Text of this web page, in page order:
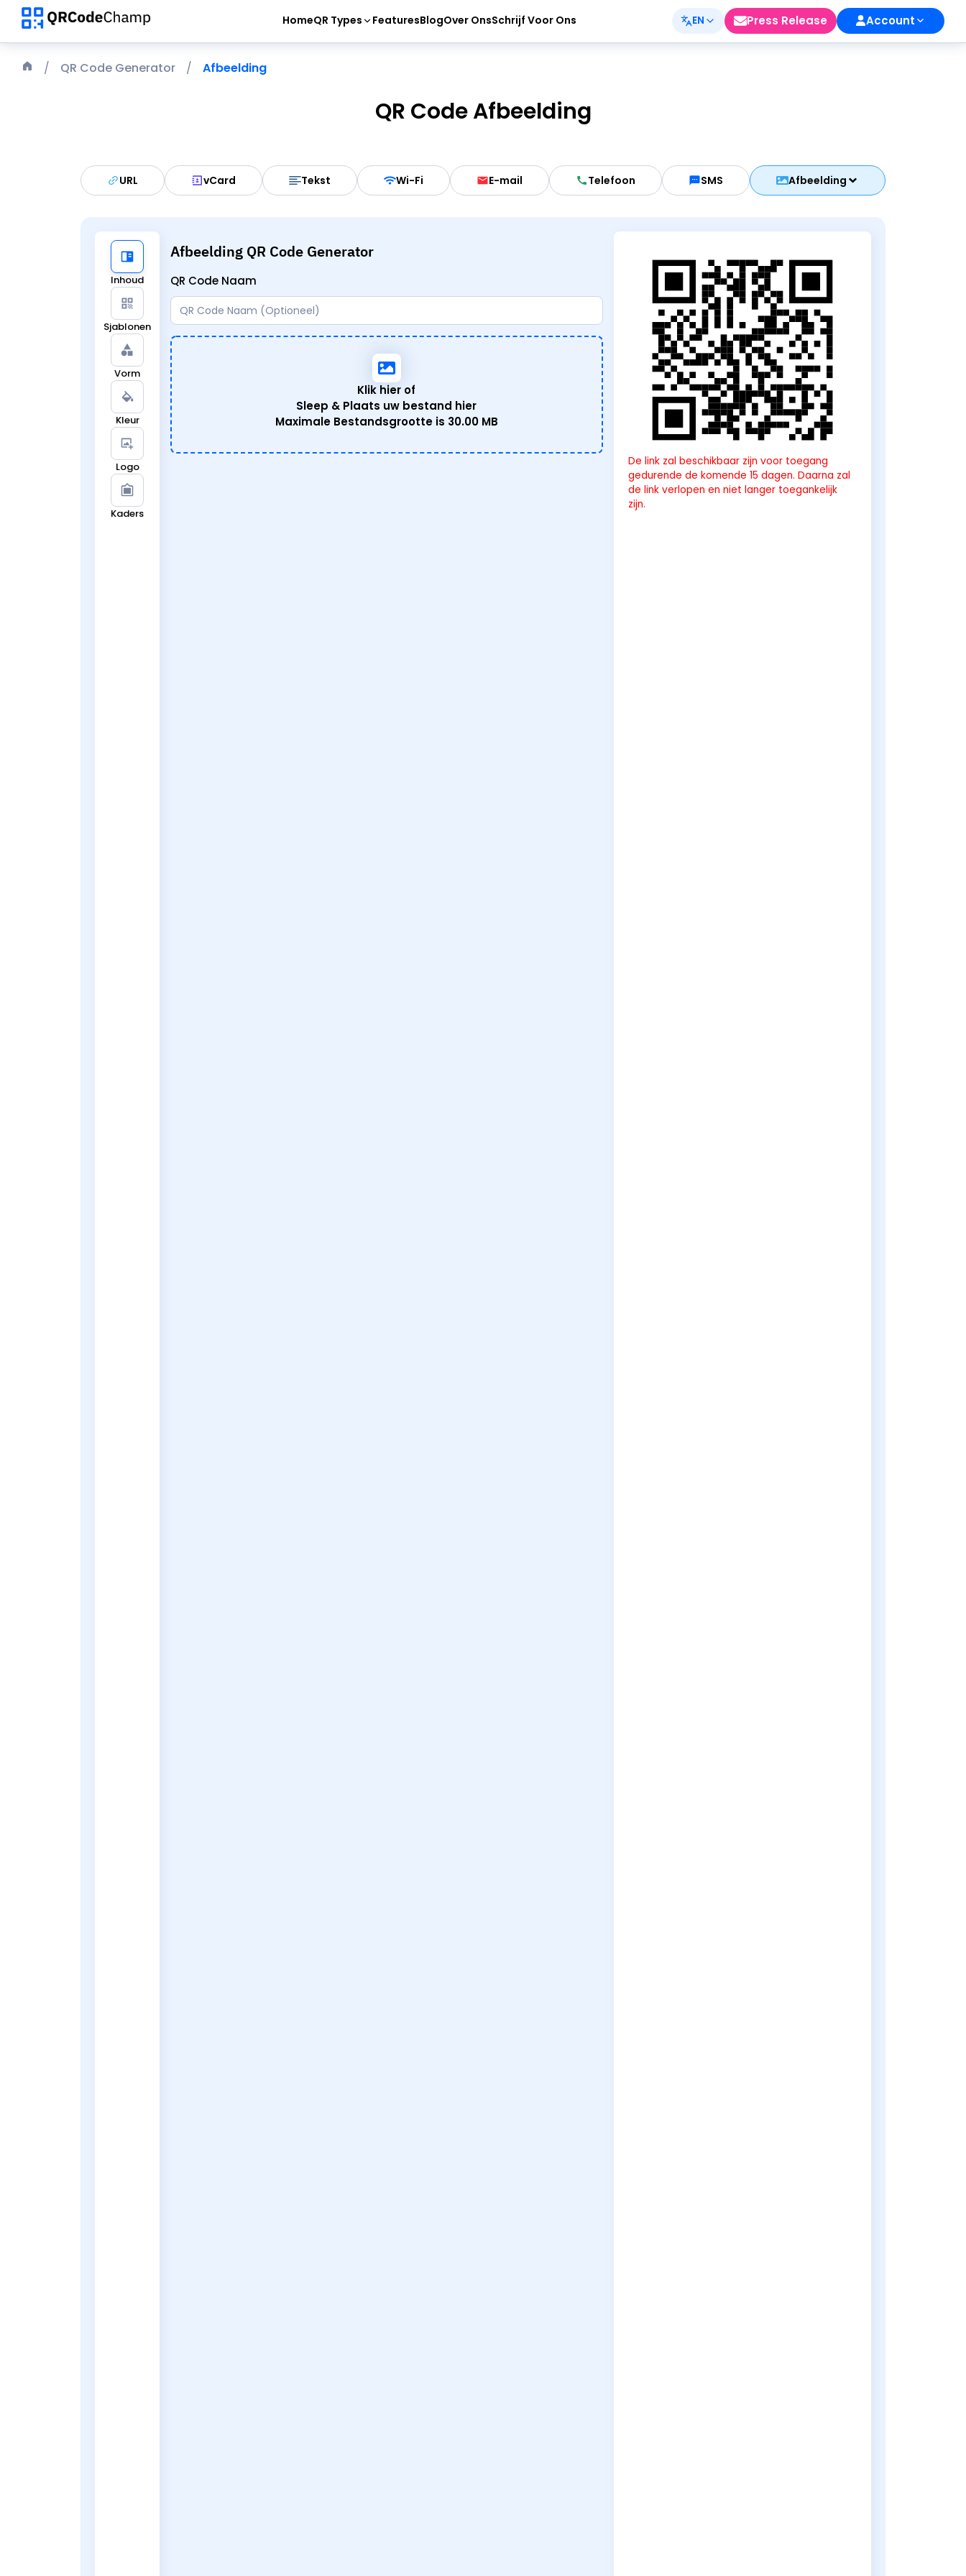
HomeQR Types FeaturesBlogOver OnsSchrijf Voor Ons EN Press Release Account
QR Code Generator Afbeelding
QR Code Afbeelding
URL vCard Tekst Wi-Fi E-mail Telefoon SMS Afbeelding
Inhoud
Sjablonen
Vorm
Kleur
Logo
Kaders
Afbeelding QR Code Generator
QR Code Naam
Klik hier of
Sleep & Plaats uw bestand hier
Maximale Bestandsgrootte is 30.00 MB
De link zal beschikbaar zijn voor toegang
gedurende de komende 15 dagen. Daarna zal
de link verlopen en niet langer toegankelijk
zijn.